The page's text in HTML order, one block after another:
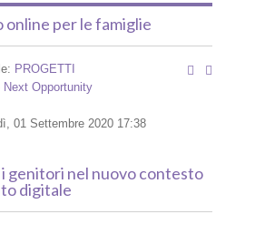
online per le famiglie
PROGETTI
Next Opportunity
01 Settembre 2020 17:38
genitori nel nuovo contesto
digitale